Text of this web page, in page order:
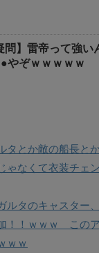
問】雷帝って強
やぞｗｗｗｗｗ
タとか敵の船長と
なくて衣装チェ
ルタのキャスター
！！ｗｗｗ この
ｗｗ